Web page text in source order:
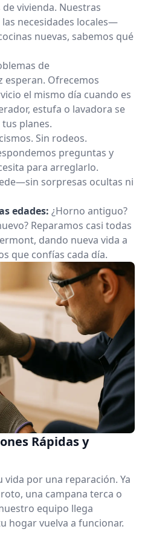
vivienda. Nuestras
necesidades locales—
nuevas, sabemos qué
de
esperan. Ofrecemos
el mismo día cuando es
estufa o lavadora se
planes.
Sin rodeos.
preguntas y
para arreglarlo.
sorpresas ocultas ni
edades: ¿Horno antiguo?
Reparamos casi todas
dando nueva vida a
que confías cada día.
Rápidas y
por una reparación. Ya
una campana terca o
equipo llega
hogar vuelva a funcionar.